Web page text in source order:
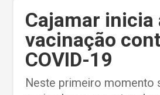
Cajamar inicia
vacinação
COVID-19
Neste primeiro momento